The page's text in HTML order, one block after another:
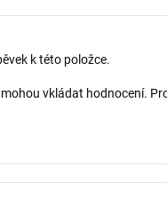
k této položce.
vkládat hodnocení.